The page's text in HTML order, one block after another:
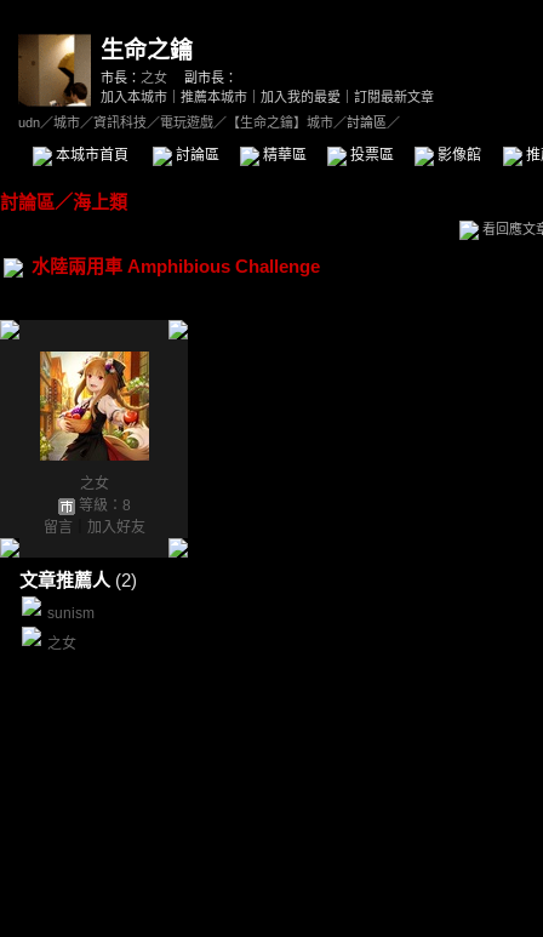
生命之鑰
市長： 之女
副市長：
加入本城市
推薦本城市 加入我的最愛
訂閱最新文章
udn／城市／資訊科技／電玩遊戲／ 【生命之鑰】城市／討論區／
本城市首頁 討論區 精華區 投票區 影像館
討論區／海上類
看回應文
水陸兩用車 Amphibious Challenge
之女
等級：8
留言
加入好友
文章推薦人 (2)
sunism
之女